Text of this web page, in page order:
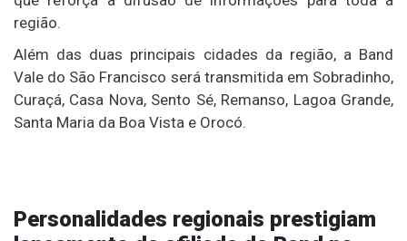
região.
Além das duas principais cidades da região, a Band
Vale do São Francisco será transmitida em Sobradinho,
Curaçá, Casa Nova, Sento Sé, Remanso, Lagoa Grande,
Santa Maria da Boa Vista e Orocó.
Personalidades regionais prestigiam